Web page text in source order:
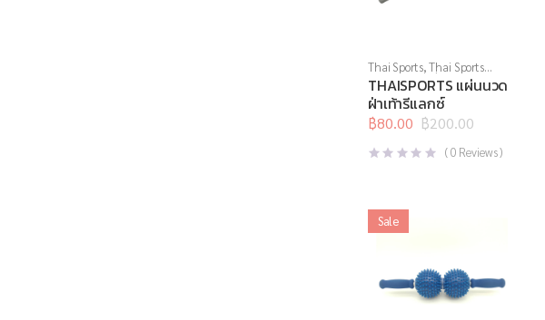
Thai Sports,Thai Sports
Brand,สินค้าล็อตสุดท้าย ,
อุปกรณ์คลายกล้ามเนื้อ,อุปกรณ์
นวด,อุปกรณ์เพื่อสุขภาพ
THAISPORTS แผ่นนวด
ฝ่าเท้ารีแลกซ์
฿200.00
Original
price
was:
฿80.00
Current
price
is:
(0 Reviews )
Sale